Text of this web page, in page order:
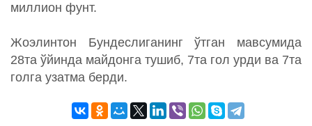
миллион фунт.
Жоэлинтон Бундеслиганинг ўтган мавсумида
28та ўйинда майдонга тушиб, 7та гол урди ва 7та
голга узатма берди.